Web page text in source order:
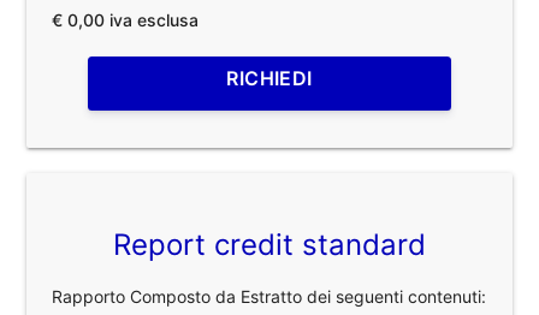
€ 0,00 iva esclusa
RICHIEDI
Report credit standard
Rapporto Composto da Estratto dei seguenti contenuti: